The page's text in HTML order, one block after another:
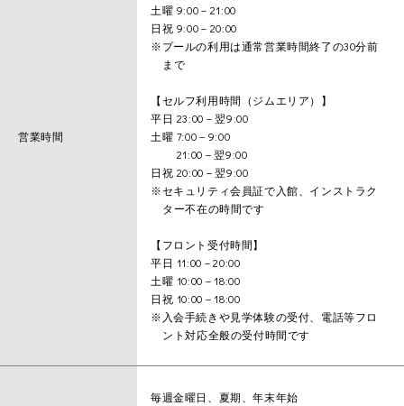
営業時間
土曜 9:00－21:00
日祝 9:00－20:00
※プールの利用は通常営業時間終了の30分前
まで
【セルフ利用時間（ジムエリア）】
平日 23:00－翌9:00
土曜 7:00－9:00
21:00－翌9:00
日祝 20:00－翌9:00
※セキュリティ会員証で入館、インストラク
ター不在の時間です
【フロント受付時間】
平日 11:00－20:00
土曜 10:00－18:00
日祝 10:00－18:00
※入会手続きや見学体験の受付、電話等フロ
ント対応全般の受付時間です
毎週金曜日、夏期、年末年始